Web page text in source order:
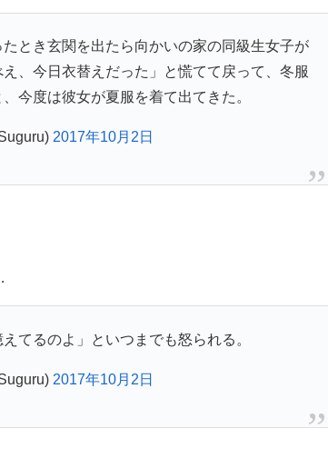
とき玄関を出たら向かいの家の同級生女子が
、今日衣替えだった」と慌てて戻って、冬服
今度は彼女が夏服を着て出てきた。
2017年10月2日
てるのよ」といつまでも怒られる。
2017年10月2日